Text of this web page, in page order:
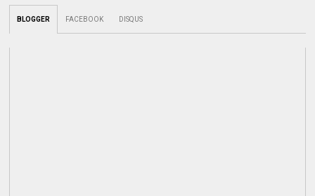
BLOGGER FACEBOOK DISQUS